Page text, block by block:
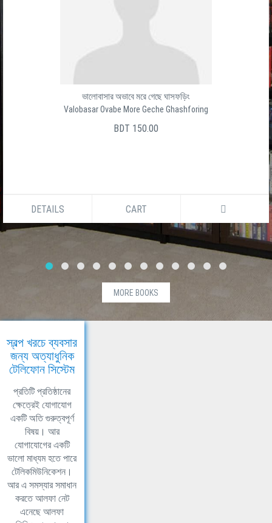
ভালোবাসার অভাবে মরে গেছে ঘাসফড়িং
Valobasar Ovabe More Geche Ghashforing
BDT 150.00
DETAILS CART
MORE BOOKS
স্বল্প খরচে ব্যবসার
জন্য অত্যাধুনিক
টেলিফোন সিস্টেম
প্রতিটি প্রতিষ্ঠানের
ক্ষেত্রেই যোগাযোগ
একটি অতি গুরুত্বপূর্ণ
বিষয়। আর
যোগাযোগের একটি
ভালো মাধ্যম হতে পারে
টেলিকমিউনিকেশন।
আর এ সমস্যার সমাধান
করতে আলফা নেট
এনেছে আলফা